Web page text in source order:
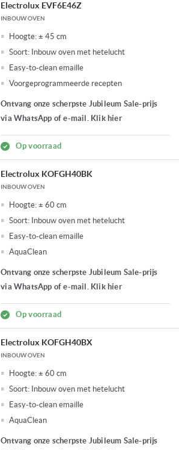
Electrolux EVF6E46Z
INBOUW OVEN
Hoogte: ± 45 cm
Soort: Inbouw oven met hetelucht
Easy-to-clean emaille
Voorgeprogrammeerde recepten
Ontvang onze scherpste Jubileum Sale-prijs
via WhatsApp of e-mail. Klik hier
Op voorraad
Electrolux KOFGH40BK
INBOUW OVEN
Hoogte: ± 60 cm
Soort: Inbouw oven met hetelucht
Easy-to-clean emaille
AquaClean
Ontvang onze scherpste Jubileum Sale-prijs
via WhatsApp of e-mail. Klik hier
Op voorraad
Electrolux KOFGH40BX
INBOUW OVEN
Hoogte: ± 60 cm
Soort: Inbouw oven met hetelucht
Easy-to-clean emaille
AquaClean
Ontvang onze scherpste Jubileum Sale-prijs